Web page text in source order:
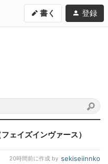
書く 登録
ェイズインヴァース）
20時間前に作成 by sekiseiinnko